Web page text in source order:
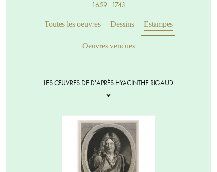
1659 - 1743
Toutes les oeuvres Dessins Estampes
Oeuvres vendues
LES ŒUVRES DE D'APRÈS HYACINTHE RIGAUD